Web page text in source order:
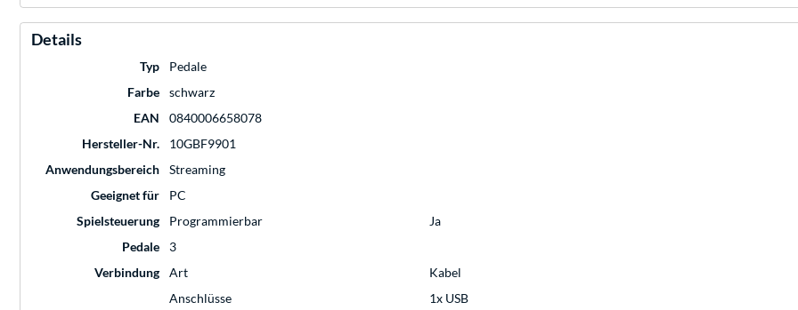
Details
Typ
Pedale
Farbe
schwarz
EAN
0840006658078
Hersteller-Nr.
10GBF9901
Anwendungsbereich
Streaming
Geeignet für
PC
Spielsteuerung
Programmierbar
Ja
Pedale
3
Verbindung
Art
Kabel
Anschlüsse
1x USB